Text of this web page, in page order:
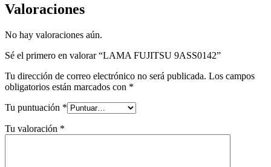
Valoraciones
No hay valoraciones aún.
Sé el primero en valorar “LAMA FUJITSU 9ASS0142”
Tu dirección de correo electrónico no será publicada. Los campos
obligatorios están marcados con *
Tu puntuación *
Tu valoración *